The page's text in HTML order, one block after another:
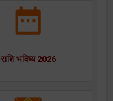
राशि भविष्य 2026